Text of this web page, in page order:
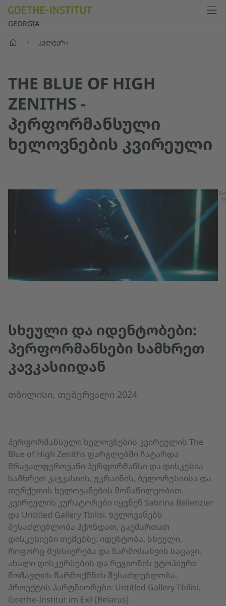
GEORGIA
მთავარი კულტურა
THE BLUE OF HIGH
ZENITHS -
ᲞᲔᲠᲤᲝᲠᲛᲐᲜᲡᲣᲚᲘ
ᲮᲔᲚᲝᲕᲜᲔᲑᲘᲡ ᲙᲕᲘᲠᲔᲣᲚᲘ
ᲡᲮᲔᲣᲚᲘ ᲓᲐ ᲘᲓᲔᲜᲢᲝᲑᲔᲑᲘ:
ᲞᲔᲠᲤᲝᲠᲛᲐᲜᲡᲔᲑᲘ ᲡᲐᲛᲮᲠᲔᲗ
ᲙᲐᲕᲙᲐᲡᲘᲘᲓᲐᲜ
თბილისი, თებერვალი 2024
პერფორმანსული ხელოვნების კვირეულის The
Blue of High Zeniths ფარგლებში ჩატარდა
მრავალფეროვანი პერფორმანსი და დისკუსია
სამხრეთ კავკასიის, უკრაინის, ბელორუსიისა და
თურქეთის ხელოვანების მონაწილეობით.
კვირეულის კურატორები იყვნენ Sabrina Bellenzier
და Untitled Gallery Tbilisi. ხელოვანებს
შესაძლებლობა ჰქონდათ, გაემართათ
დისკუსიები თემებზე: იდენტობა, სხეული,
როგორც მეხსიერება და წარმოსახვის საცავი,
ახალი დისკურსების და რეგიონის უტოპიური
მომავლის წარმოქმნის შესაძლებლობა.
პროექტის პარტნიორები: Untitled Gallery Tbilisi,
Goethe-Institut im Exil [Belarus].